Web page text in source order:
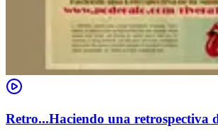
Retro...Haciendo una retrospectiva